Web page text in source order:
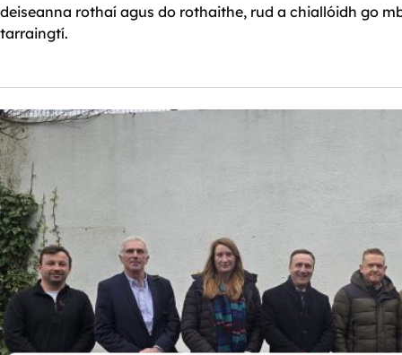
deiseanna rothaí agus do rothaithe, rud a chiallóidh go
tarraingtí.